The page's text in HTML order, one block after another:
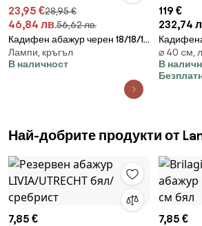
23,95 €28,95 €
46,84 лв.56,62 лв.
Кадифен абажур черен 18/18/14
със златист интериор
Лампи, кръгъл
В наличност
119 €
232,74
листа и
40/40/
⌀ 40 cм,
В
Най-добрите продукти от
7,85 €
7,85 €